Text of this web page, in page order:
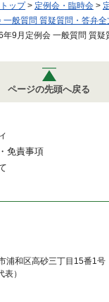
ップ> 定例会・臨時会 >
般質問 質疑質問・答弁全
年9月定例会 一般質問 質
ページの先頭へ戻る
免責事項
浦和区高砂三丁目15番1号
）